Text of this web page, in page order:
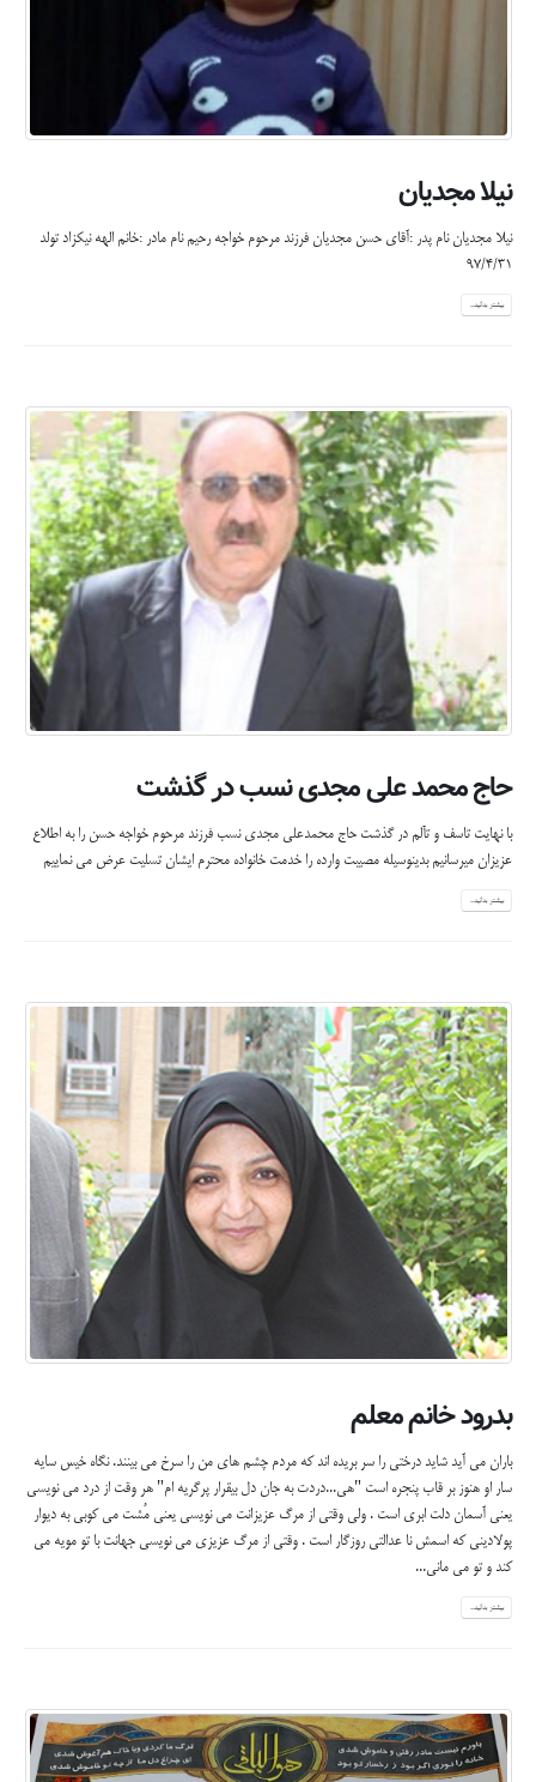
نیلا مجدیان
نیلا مجدیان نام پدر :آقای حسن مجدیان فرزند مرحوم خواجه رحیم نام مادر :خانم الهه نیکزاد تولد
97/4/31
بیشتر بدانید...
حاج محمد علی مجدی نسب در گذشت
با نهایت تاسف و تآلم در گذشت حاج محمدعلی مجدی نسب فرزند مرحوم خواجه حسن را به اطلاع
عزیزان میرسانیم بدینوسیله مصیبت وارده را خدمت خانواده محترم ایشان تسلیت عرض می نماییم
بیشتر بدانید...
بدرود خانم معلم
باران می آید شاید درختی را سر بریده اند که مردم چشم های من را سرخ می بینند. نگاه خیس سایه
سار او هنوز بر قاب پنجره است "هی...دردت به جان دل بیقرار پرگریه ام" هر وقت از درد می نویسی
یعنی آسمان دلت ابری است . ولی وقتی از مرگ عزیزانت می نویسی یعنی مُشت می کوبی به دیوار
پولادینی که اسمش نا عدالتی روزگار است . وقتی از مرگ عزیزی می نویسی جهانت با تو مویه می
کند و تو می مانی...
بیشتر بدانید...